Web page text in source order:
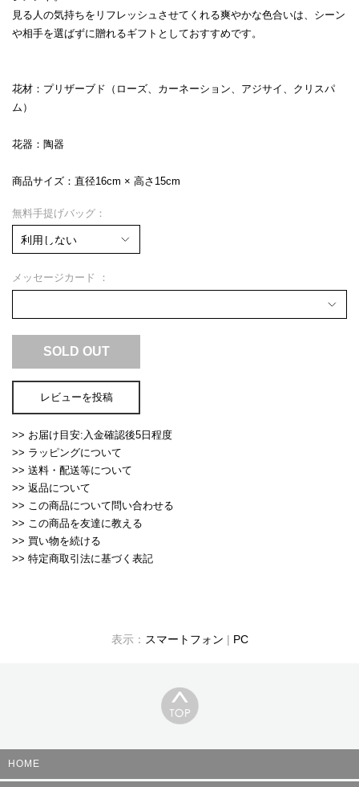
見る人の気持ちをリフレッシュさせてくれる爽やかな色合いは、シーン
や相手を選ばずに贈れるギフトとしておすすめです。
花材：プリザーブド（ローズ、カーネーション、アジサイ、クリスパ
ム）
花器：陶器
商品サイズ：直径16cm × 高さ15cm
無料手提げバッグ：
メッセージカード
SOLD OUT
レビューを投稿
>> お届け目安:入金確認後5日程度
>> ラッピングについて
>> 送料・配送等について
>> 返品について
>> この商品について問い合わせる
>> この商品を友達に教える
>> 買い物を続ける
>> 特定商取引法に基づく表記
表示： スマートフォン | PC
HOME